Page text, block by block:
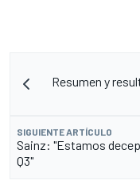
Resumen y
SIGUIENTE ARTÍCULO
Sainz: "Estamos
Q3"